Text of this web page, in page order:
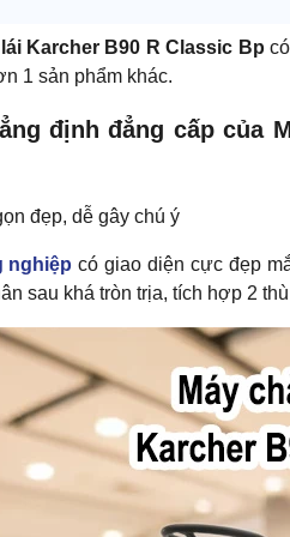
Karcher B90 R Classic Bp
1 sản phẩm khác.
định đẳng cấp của
đẹp, dễ gây chú ý
nghiệp có giao diện cực đẹp
sau khá tròn trịa, tích hợp 2